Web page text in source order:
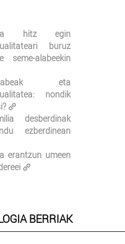
hitz egin
buruz
seme-alabeekin
eta
nondik
desberdinak
ezberdinean
erantzun umeen
BERRIAK